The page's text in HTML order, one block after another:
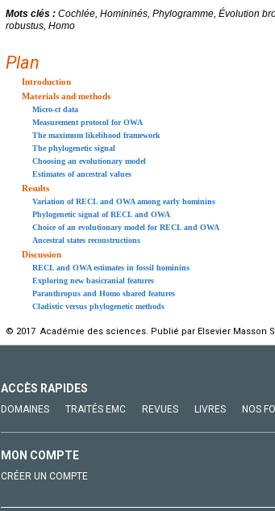
Mots clés : Cochlée, Homininés, Phylogramme, Évolution
robustus Homo
Plan
Introduction
Materials and methods
Micro-ct data
Measurement protocol for OWA
The maximum likelihood framework
The phylogenetic signal
Choosing an evolutionary model
Estimates of ancestral values
Results
Variation of RECL and OWA among early hominins
Phylogenetic signal of RECL and OWA
Choice of an evolutionary model for RECL and OWA
Ancestral states reconstructions
Discussion
RECL and OWA estimates in fossil hominins
Exploring new basicranial features
Paranthropus and Homo shared features
Cladistic versus phylogenetic methods
© 2017 Académie des sciences. Publié par Elsevier Masson
ACCÈS RAPIDES
DOMAINES TRAITÉS EMC REVUES LIVRES NOS
MON COMPTE
CRÉER UN COMPTE